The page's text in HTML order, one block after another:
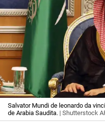
Salvator Mundi de leonardo da
de Arabia Saudita. | Shutterstock